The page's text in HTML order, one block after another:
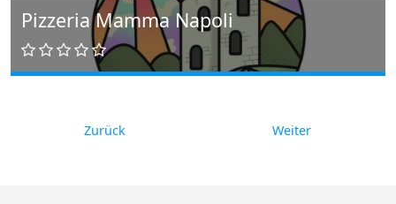
Pizzeria Mamma Napoli
Zurück Weiter